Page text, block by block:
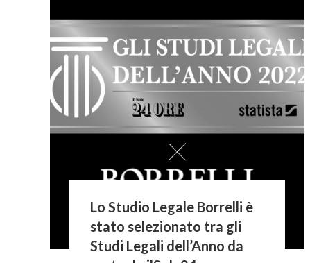
Lo Studio Legale Borrelli è
stato selezionato tra gli
Studi Legali dell’Anno da